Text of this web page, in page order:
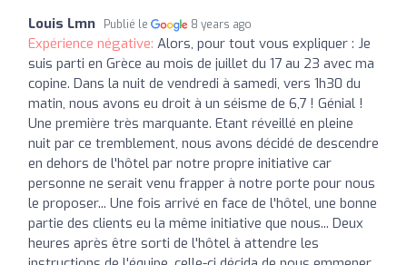
Louis Lmn Publié le 8 years ago
Expérience négative: Alors, pour tout vous expliquer : Je
suis parti en Grèce au mois de juillet du 17 au 23 avec ma
copine. Dans la nuit de vendredi à samedi, vers 1h30 du
matin, nous avons eu droit à un séisme de 6,7 ! Génial !
Une première très marquante. Etant réveillé en pleine
nuit par ce tremblement, nous avons décidé de descendre
en dehors de l'hôtel par notre propre initiative car
personne ne serait venu frapper à notre porte pour nous
le proposer... Une fois arrivé en face de l'hôtel, une bonne
partie des clients eu la même initiative que nous... Deux
heures après être sorti de l'hôtel à attendre les